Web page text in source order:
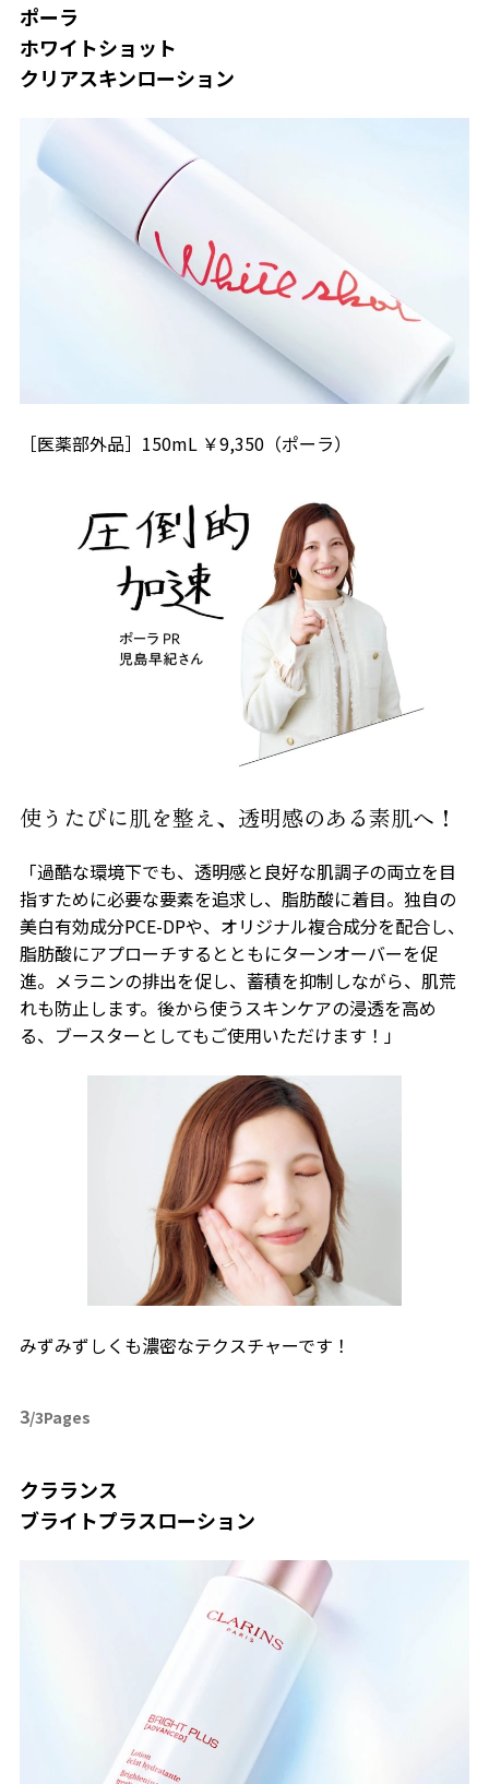
ポーラ
ホワイトショット
クリアスキンローション
［医薬部外品］150mL ￥9,350（ポーラ）
使うたびに肌を整え、透明感のある素肌へ！
「過酷な環境下でも、透明感と良好な肌調子の両立を目
指すために必要な要素を追求し、脂肪酸に着目。独自の
美白有効成分PCE-DPや、オリジナル複合成分を配合し、
脂肪酸にアプローチするとともにターンオーバーを促
進。メラニンの排出を促し、蓄積を抑制しながら、肌荒
れも防止します。後から使うスキンケアの浸透を高め
る、ブースターとしてもご使用いただけます！」
みずみずしくも濃密なテクスチャーです！
3/3Pages
クラランス
ブライトプラスローション